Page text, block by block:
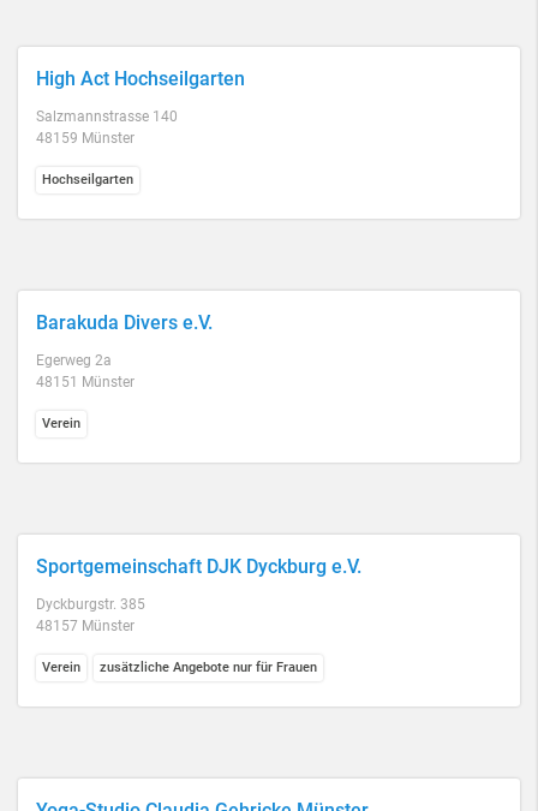
High Act Hochseilgarten
Salzmannstrasse 140
48159 Münster
Hochseilgarten
Barakuda Divers e.V.
Egerweg 2a
48151 Münster
Verein
Sportgemeinschaft DJK Dyckburg e.V.
Dyckburgstr. 385
48157 Münster
Verein zusätzliche Angebote nur für Frauen